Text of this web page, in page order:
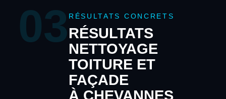
03 RÉSULTATS CONCRETS
RÉSULTATS
NETTOYAGE
TOITURE ET
FAÇADE
À CHEVANNES